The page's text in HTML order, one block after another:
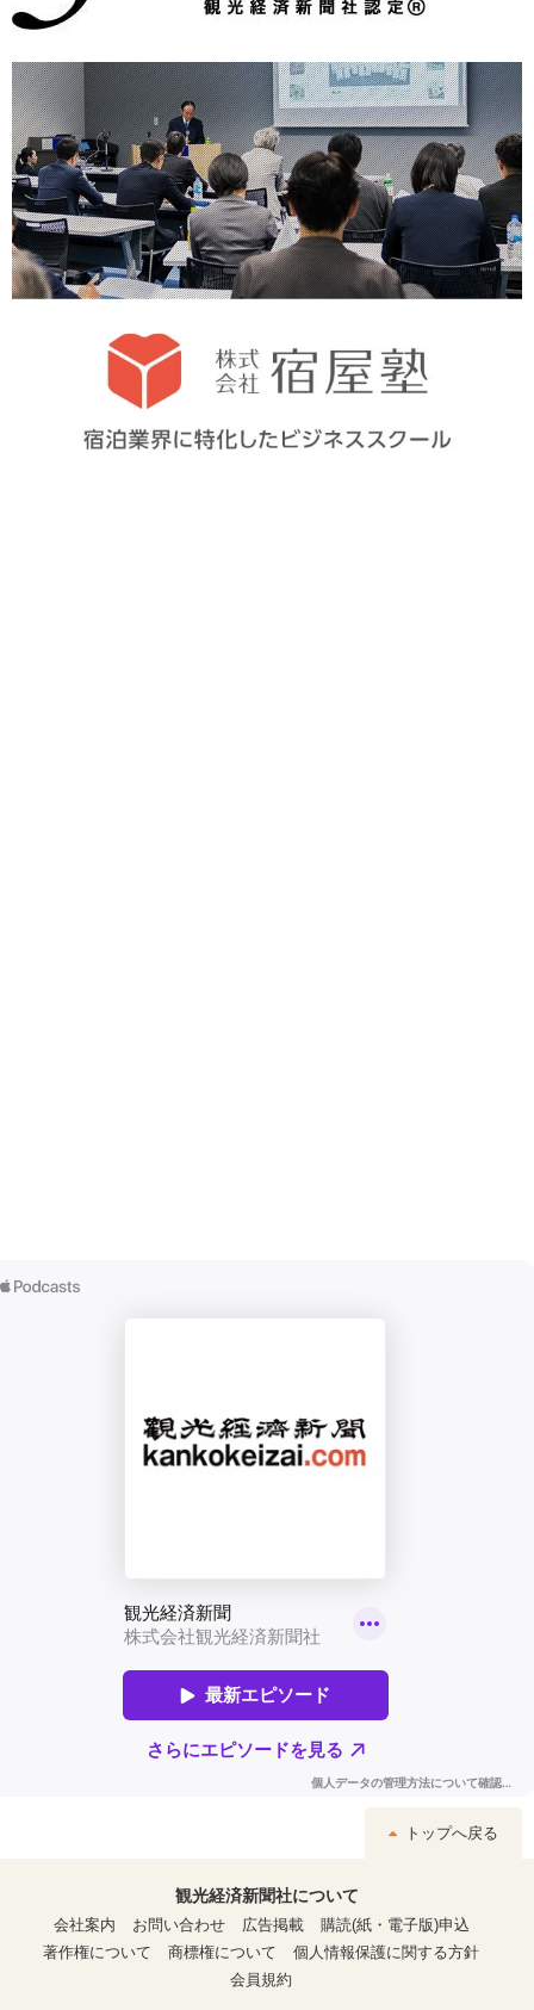
トップへ戻る
観光経済新聞社について
会社案内
お問い合わせ 広告掲載
購読(紙・電子版)申込
著作権について
商標権について
個人情報保護に関する方針
会員規約